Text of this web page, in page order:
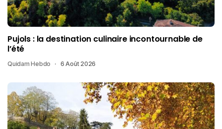
Pujols : la destination culinaire incontournable de
l’été
Quidam Hebdo 6 Août 2026